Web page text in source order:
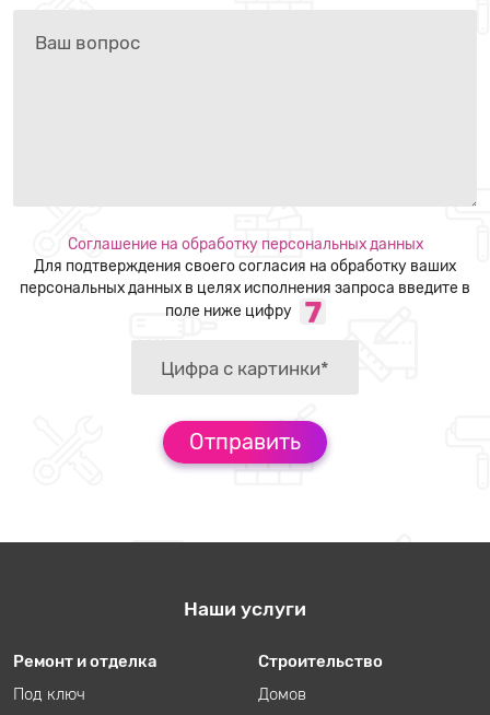
Соглашение на обработку персональных данных
Для подтверждения своего согласия на обработку ваших
персональных данных в целях исполнения запроса введите в
поле ниже цифру
Наши услуги
Ремонт и отделка
Под ключ
Строительство
Домов